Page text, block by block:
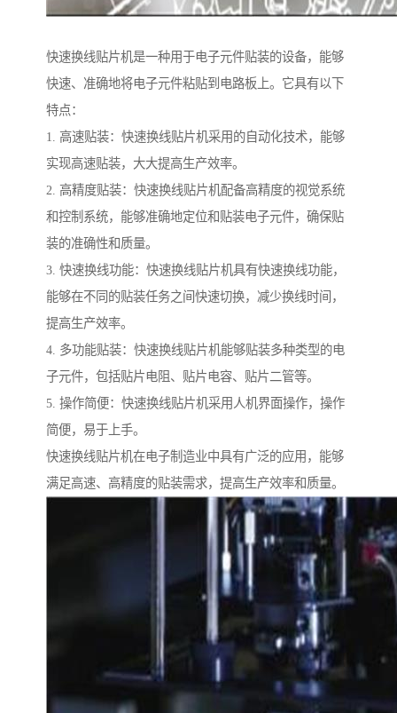
快速换线贴片机是一种用于电子元件贴装的设备，能够
快速、准确地将电子元件粘贴到电路板上。它具有以下
特点：
1. 高速贴装：快速换线贴片机采用的自动化技术，能够
实现高速贴装，大大提高生产效率。
2. 高精度贴装：快速换线贴片机配备高精度的视觉系统
和控制系统，能够准确地定位和贴装电子元件，确保贴
装的准确性和质量。
3. 快速换线功能：快速换线贴片机具有快速换线功能，
能够在不同的贴装任务之间快速切换，减少换线时间，
提高生产效率。
4. 多功能贴装：快速换线贴片机能够贴装多种类型的电
子元件，包括贴片电阻、贴片电容、贴片二管等。
5. 操作简便：快速换线贴片机采用人机界面操作，操作
简便，易于上手。
快速换线贴片机在电子制造业中具有广泛的应用，能够
满足高速、高精度的贴装需求，提高生产效率和质量。